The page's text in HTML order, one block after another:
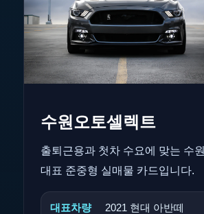
수원오토셀렉트
출퇴근용과 첫차 수요에 맞는 수원
대표 준중형 실매물 카드입니다.
대표차량 2021 현대 아반떼